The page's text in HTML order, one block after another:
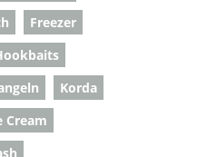
Freezer
Korda
Cream